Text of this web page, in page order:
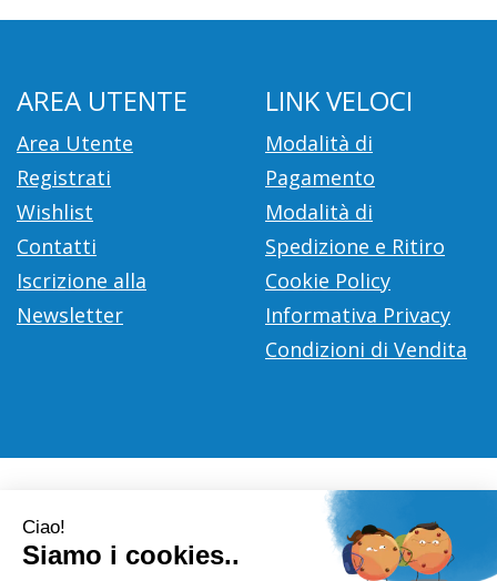
AREA UTENTE
Area Utente
Registrati
Wishlist
Contatti
Iscrizione alla
Newsletter
LINK VELOCI
Modalità di
Pagamento
Modalità di
Spedizione e Ritiro
Cookie Policy
Informativa Privacy
Condizioni di Vendita
Farmacia Città D'Europa Dr. Leonardo Gaoni
d'Europa, 700 00144 Roma (RM)
info@farmace.it|Tel.: 065290252
| P.Iva: 09281581000 |